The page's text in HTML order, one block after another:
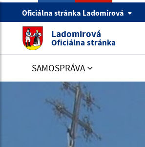
Oficiálna stránka Ladomirová
Ladomirová
Oficiálna stránka
SAMOSPRÁVA